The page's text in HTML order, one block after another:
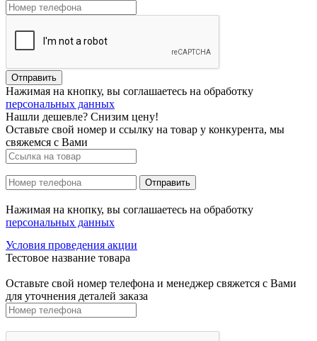
Нажимая на кнопку, вы соглашаетесь на обработку
персональных данных
Нашли дешевле? Снизим цену!
Оставьте свой номер и ссылку на товар у конкурента, мы
свяжемся с Вами
Нажимая на кнопку, вы соглашаетесь на обработку
персональных данных
Условия проведения акции
Тестовое название товара
Оставьте свой номер телефона и менеджер свяжется с Вами
для уточнения деталей заказа